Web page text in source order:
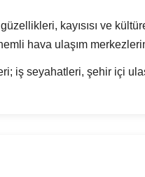
kayısısı ve
hava ulaşım
iş seyahatleri, şehir içi